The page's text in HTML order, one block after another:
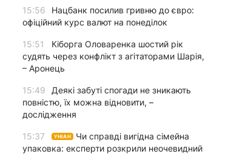
15:56
Нацбанк посилив гривню до євро:
офіційний курс валют на понеділок
15:51
Кіборга Оловаренка шостий рік
судять через конфлікт з агітаторами Шарія,
– Аронець
15:49
Деякі забуті спогади не зникають
повністю, їх можна відновити, –
дослідження
15:37 УНІАН
Чи справді вигідна сімейна
упаковка: експерти розкрили неочевидний